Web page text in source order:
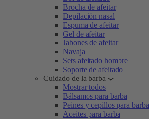
Brocha de afeitar
Depilación nasal
Espuma de afeitar
Gel de afeitar
Jabones de afeitar
Navaja
Sets afeitado hombre
Soporte de afeitado
Cuidado de la barba
Mostrar todos
Bálsamos para barba
Peines y cepillos para barba
Aceites para barba